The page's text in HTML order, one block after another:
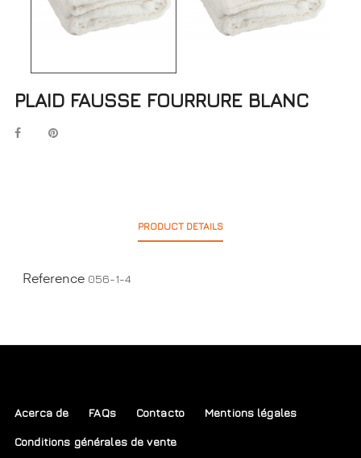
PLAID FAUSSE FOURRURE BLANC
PRODUCT DETAILS
Reference 056-1-4
Acerca de FAQs Contacto Mentions légales
Conditions générales de vente